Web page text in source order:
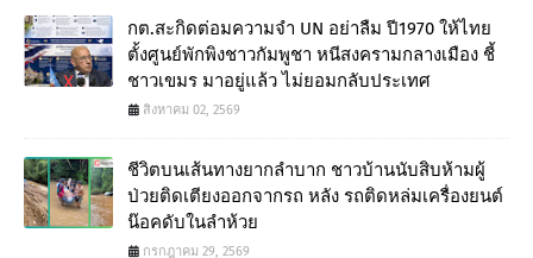
กต.สะกิดต่อมความจำ UN อย่าลืม ปี1970 ให้ไทย
ตั้งศูนย์พักพิงชาวกัมพูชา หนีสงครามกลางเมือง ชี้
ชาวเขมร มาอยู่แล้ว ไม่ยอมกลับประเทศ
สิงหาคม 02, 2569
ชีวิตบนเส้นทางยากลำบาก ชาวบ้านนับสิบห้ามผู้
ป่วยติดเตียงออกจากรถ หลัง รถติดหล่มเครื่องยนต์
น๊อคดับในลำห้วย
กรกฎาคม 29, 2569